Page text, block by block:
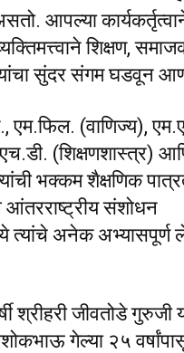
आपल्या
शिक्षण,
सुंदर संगम घडवून
एम.फिल. (वाणिज्य),
(शिक्षणशास्त्र)
भक्कम शैक्षणिक
आंतरराष्ट्रीय संशोधन
त्यांचे अनेक अभ्यासपूर्ण
श्रीहरी जीवतोडे गुरुजी
गेल्या २५